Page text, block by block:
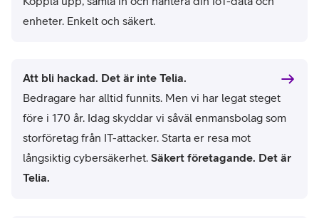
enheter. Enkelt och säkert.
Att bli hackad. Det är inte Telia.
Bedragare har alltid funnits. Men vi har legat steget
före i 170 år. Idag skyddar vi såväl enmansbolag som
storföretag från IT-attacker. Starta er resa mot
långsiktig cybersäkerhet. Säkert företagande. Det är
Telia.